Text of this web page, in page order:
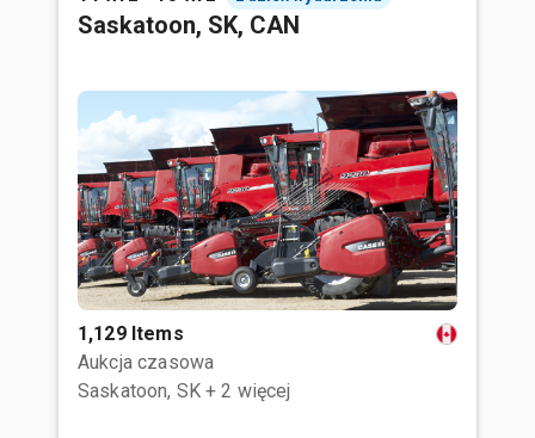
Saskatoon, SK, CAN
1,129 Items
Aukcja czasowa
Saskatoon, SK + 2 więcej